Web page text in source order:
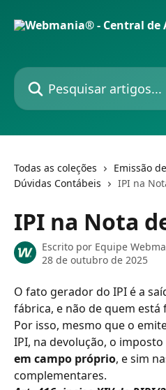
Pesquisar artigos...
Todas as coleções
Emissão
Dúvidas Contábeis
IPI na
IPI na Nota
Escrito por Equipe
28 de outubro de 2025
O fato gerador do IPI é a
fábrica, e não de quem está
Por isso, mesmo que o
IPI, na devolução, o imposto
em campo próprio, e sim
complementares.